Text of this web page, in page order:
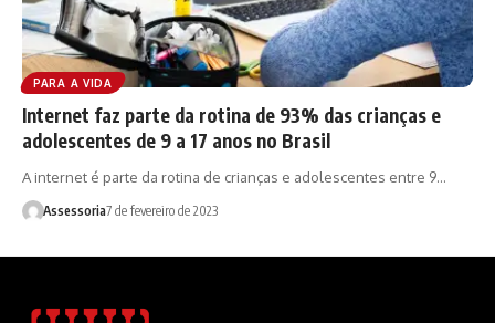
PARA A VIDA
Internet faz parte da rotina de 93% das crianças e
adolescentes de 9 a 17 anos no Brasil
A internet é parte da rotina de crianças e adolescentes entre 9…
Assessoria7 de fevereiro de 2023